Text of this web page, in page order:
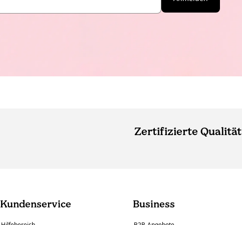
Zertifizierte Qualität
Kundenservice Business